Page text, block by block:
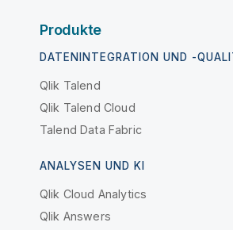
Produkte
DATENINTEGRATION UND -
Qlik Talend
Qlik Talend Cloud
Talend Data Fabric
ANALYSEN UND KI
Qlik Cloud Analytics
Qlik Answers